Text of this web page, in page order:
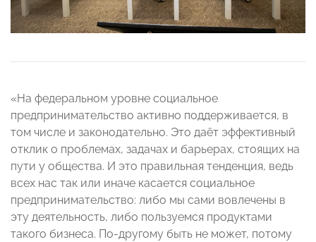
«На федеральном уровне социальное
предпринимательство активно поддерживается, в
том числе и законодательно. Это даёт эффективный
отклик о проблемах, задачах и барьерах, стоящих на
пути у общества. И это правильная тенденция, ведь
всех нас так или иначе касается социальное
предпринимательство: либо мы сами вовлечены в
эту деятельность, либо пользуемся продуктами
такого бизнеса. По-другому быть не может, потому